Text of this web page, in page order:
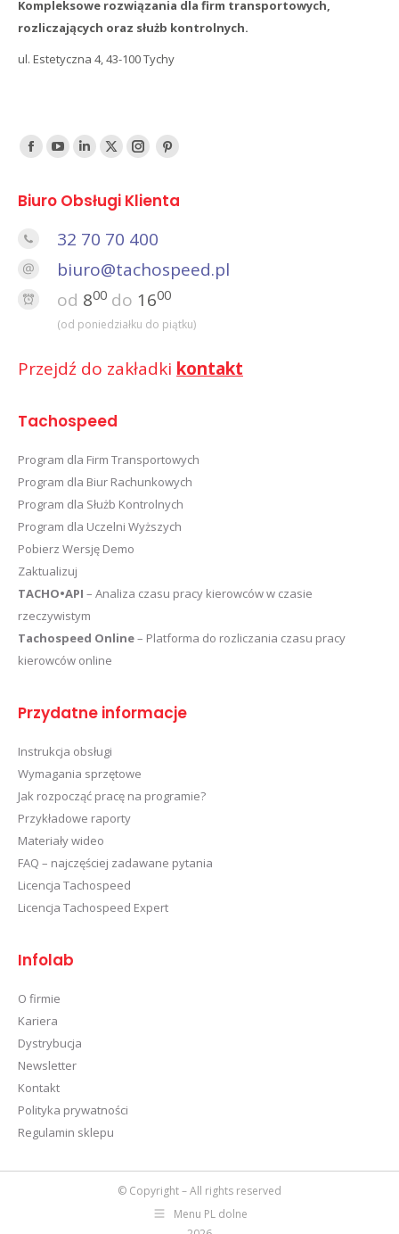
Kompleksowe rozwiązania dla firm transportowych,
rozliczających oraz służb kontrolnych.
ul. Estetyczna 4, 43-100 Tychy
Find us on:
FacebookYouTube
LinkedTwitterInstagramPinterest
Biuro Obsługi Klienta
32 70 70 400
biuro@tachospeed.pl
od 800 do 1600
(od poniedziałku do piątku)
Przejdź do zakładki kontakt
Tachospeed
Program dla Firm Transportowych
Program dla Biur Rachunkowych
Program dla Służb Kontrolnych
Program dla Uczelni Wyższych
Pobierz Wersję Demo
Zaktualizuj
TACHO•API – Analiza czasu pracy kierowców w czasie
rzeczywistym
Tachospeed Online– Platforma do rozliczania czasu pracy
kierowców online
Przydatne informacje
Instrukcja obsługi
Wymagania sprzętowe
Jak rozpocząć pracę na programie?
Przykładowe raporty
Materiały wideo
FAQ – najczęściej zadawane pytania
Licencja Tachospeed
Licencja Tachospeed Expert
Infolab
O firmie
Kariera
Dystrybucja
Newsletter
Kontakt
Polityka prywatności
Regulamin sklepu
© Copyright – All rights reserved
Menu PL dolne